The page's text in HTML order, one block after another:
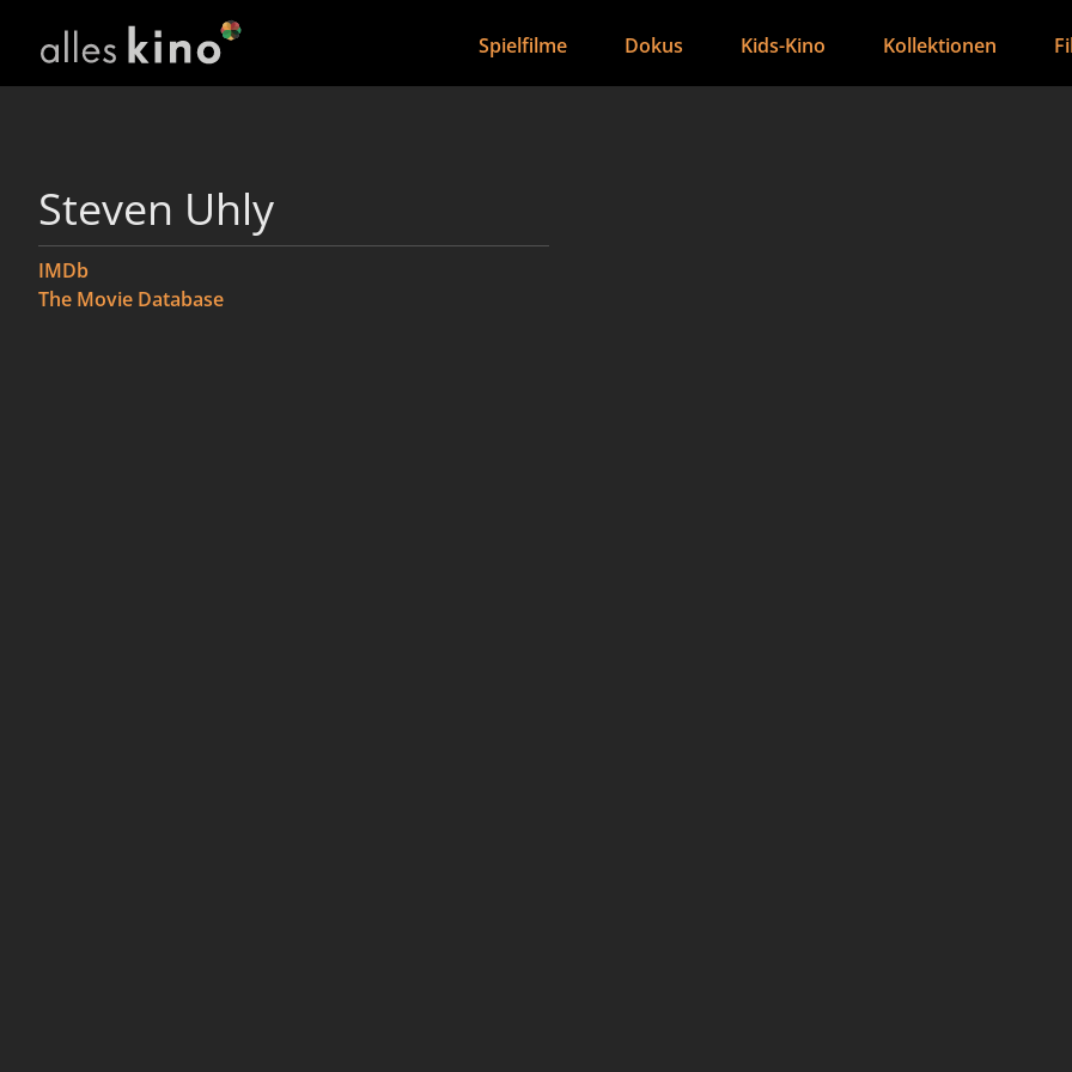
Spielfilme Dokus Kids-Kino Kollektionen
Steven Uhly
IMDb
The Movie Database